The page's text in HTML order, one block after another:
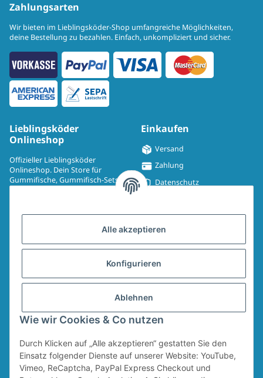
Alle akzeptieren
Konfigurieren
Ablehnen
Wie wir Cookies & Co nutzen
Durch Klicken auf „Alle akzeptieren“ gestatten Sie den
Einsatz folgender Dienste auf unserer Website: YouTube,
Vimeo, ReCaptcha, PayPal Express Checkout und
Zahlungsarten
Wir bieten im Lieblingsköder-Shop umfangreiche Möglichkeiten,
deine Bestellung zu bezahlen. Einfach, unkompliziert und sicher.
Lieblingsköder
Onlineshop
Offizieller Lieblingsköder
Onlineshop. Dein Store für
Gummifische, Gummifisch-Sets,
Einkaufen
Versand
Zahlung
Datenschutz
Widerrufsrecht
AGB
Sitemap
Widerrufsformular
Vertrag widerrufen
* Alle Preise inkl. gesetzlicher USt., zzgl.Versand
Für den Versand von Ruten und Keschern wird ein Sperrgutzuschlag in Höhe
von 4,95 € erhoben. Dieser Zuschlag fällt unabhängig vom Warenwert an.